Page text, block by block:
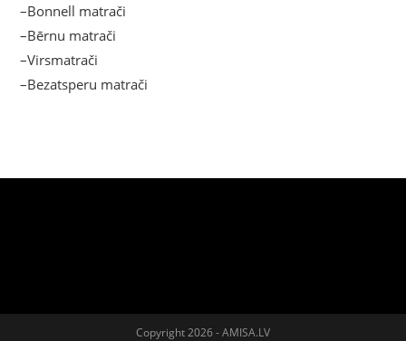
–Bonnell matrači
–Bērnu matrači
–Virsmatrači
–Bezatsperu matrači
Copyright 2026 - AMISA.LV